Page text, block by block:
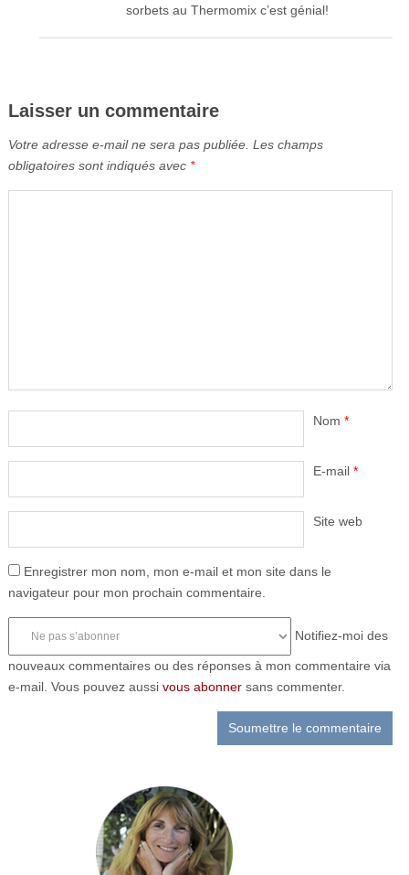
sorbets au Thermomix c’est génial!
Laisser un commentaire
Votre adresse e-mail ne sera pas publiée. Les champs
obligatoires sont indiqués avec *
Nom *
E-mail *
Site web
Enregistrer mon nom, mon e-mail et mon site dans le
navigateur pour mon prochain commentaire.
Notifiez-moi des
nouveaux commentaires ou des réponses à mon commentaire via
e-mail. Vous pouvez aussi vous abonnersans commenter.